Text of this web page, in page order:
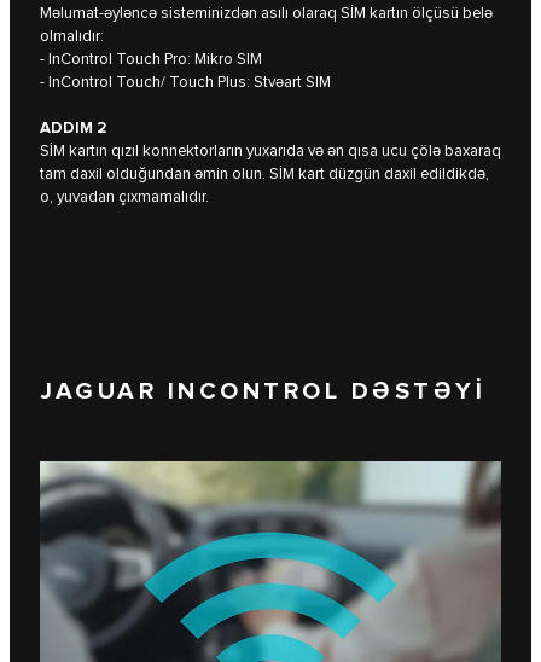
Məlumat-əyləncə sisteminizdən asılı olaraq SİM kartın ölçüsü belə
olmalıdır:
- InControl Touch Pro: Mikro SIM
- InControl Touch/ Touch Plus: Stvəart SIM
ADDIM 2
SİM kartın qızıl konnektorların yuxarıda və ən qısa ucu çölə baxaraq
tam daxil olduğundan əmin olun. SİM kart düzgün daxil edildikdə,
o, yuvadan çıxmamalıdır.
JAGUAR INCONTROL DƏSTƏYİ